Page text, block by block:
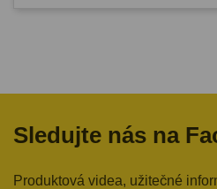
Sledujte nás na
Produktová videa, užitečné